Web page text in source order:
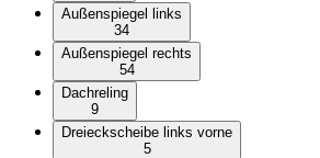
Außenspiegel links
34
Außenspiegel rechts
54
Dachreling
9
Dreieckscheibe links vorne
5